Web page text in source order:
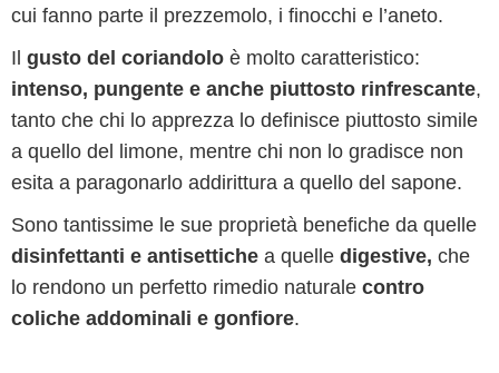
cui fanno parte il prezzemolo, i finocchi e l’aneto.
Il gusto del coriandolo è molto caratteristico:
intenso, pungente e anche piuttosto rinfrescante,
tanto che chi lo apprezza lo definisce piuttosto simile
a quello del limone, mentre chi non lo gradisce non
esita a paragonarlo addirittura a quello del sapone.
Sono tantissime le sue proprietà benefiche da quelle
disinfettanti e antisettiche a quelle digestive, che
lo rendono un perfetto rimedio naturale contro
coliche addominali e gonfiore.